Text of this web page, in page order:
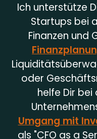
Ich unterstütze
Startups bei
Finanzen und
oder
helfe Dir bei
Umgang mit
als "CFO as a